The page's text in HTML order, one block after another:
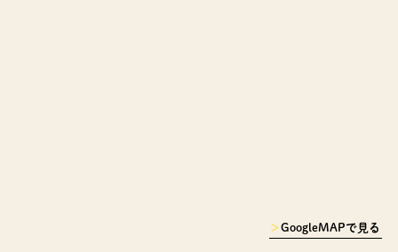
＞ GoogleMAPで見る